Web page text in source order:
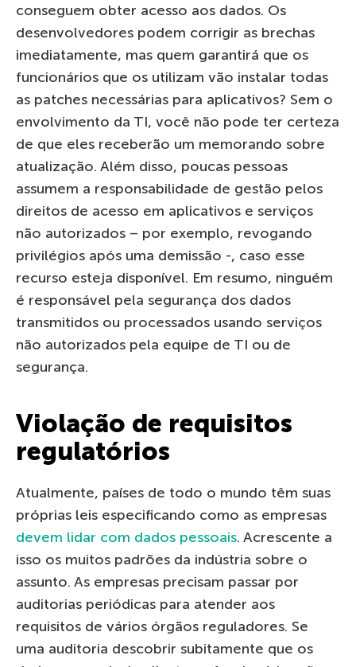
conseguem obter acesso aos dados. Os
desenvolvedores podem corrigir as brechas
imediatamente, mas quem garantirá que os
funcionários que os utilizam vão instalar todas
as patches necessárias para aplicativos? Sem o
envolvimento da TI, você não pode ter certeza
de que eles receberão um memorando sobre
atualização. Além disso, poucas pessoas
assumem a responsabilidade de gestão pelos
direitos de acesso em aplicativos e serviços
não autorizados – por exemplo, revogando
privilégios após uma demissão -, caso esse
recurso esteja disponível. Em resumo, ninguém
é responsável pela segurança dos dados
transmitidos ou processados ​​usando serviços
não autorizados pela equipe de TI ou de
segurança.
Violação de requisitos
regulatórios
Atualmente, países de todo o mundo têm suas
próprias leis especificando como as empresas
devem lidar com dados pessoais. Acrescente a
isso os muitos padrões da indústria sobre o
assunto. As empresas precisam passar por
auditorias periódicas para atender aos
requisitos de vários órgãos reguladores. Se
uma auditoria descobrir subitamente que os